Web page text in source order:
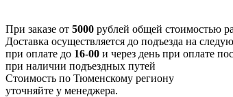
При заказе от 5000 рублей общей стоимостью
Доставка осуществляется до подъезда на
при оплате до 16-00 и через день при оплате
при наличии подъездных путей
Стоимость по Тюменскому региону
уточняйте у менеджера.